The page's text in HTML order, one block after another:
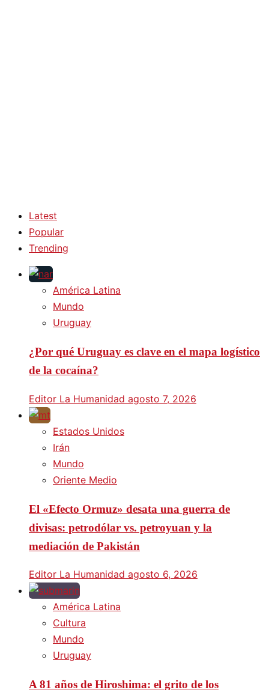
Latest
Popular
Trending
América Latina
Mundo
Uruguay
¿Por qué Uruguay es clave en el mapa logístico
de la cocaína?
Editor La Humanidad agosto 7, 2026
Estados Unidos
Irán
Mundo
Oriente Medio
El «Efecto Ormuz» desata una guerra de
divisas: petrodólar vs. petroyuan y la
mediación de Pakistán
Editor La Humanidad agosto 6, 2026
América Latina
Cultura
Mundo
Uruguay
A 81 años de Hiroshima: el grito de los